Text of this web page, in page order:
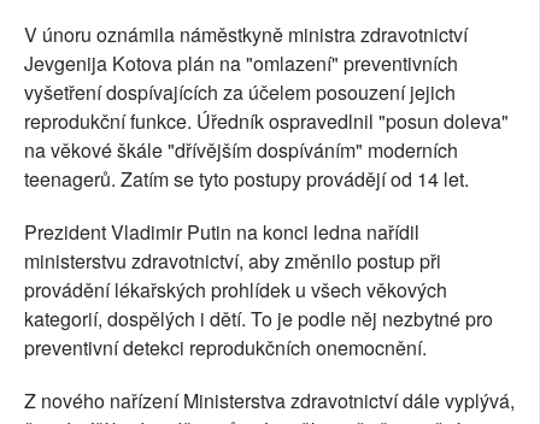
V únoru oznámila náměstkyně ministra zdravotnictví
Jevgenija Kotova plán na "omlazení" preventivních
vyšetření dospívajících za účelem posouzení jejich
reprodukční funkce. Úředník ospravedlnil "posun doleva"
na věkové škále "dřívějším dospíváním" moderních
teenagerů. Zatím se tyto postupy provádějí od 14 let.
Prezident Vladimir Putin na konci ledna nařídil
ministerstvu zdravotnictví, aby změnilo postup při
provádění lékařských prohlídek u všech věkových
kategorií, dospělých i dětí. To je podle něj nezbytné pro
preventivní detekci reprodukčních onemocnění.
Z nového nařízení Ministerstva zdravotnictví dále vyplývá,